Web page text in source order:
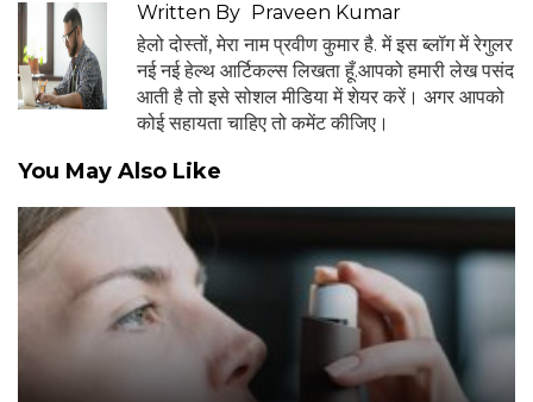
Written By
Praveen Kumar
हेलो दोस्तों, मेरा नाम प्रवीण कुमार है. में इस ब्लॉग में रेगुलर
नई नई हेल्थ आर्टिकल्स लिखता हूँ.आपको हमारी लेख पसंद
आती है तो इसे सोशल मीडिया में शेयर करें। अगर आपको
कोई सहायता चाहिए तो कमेंट कीजिए।
You May Also Like